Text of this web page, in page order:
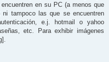
en su PC (a menos que
tampoco las que se encuentren
e.j. hotmail o yahoo
etc. Para exhibir imágenes